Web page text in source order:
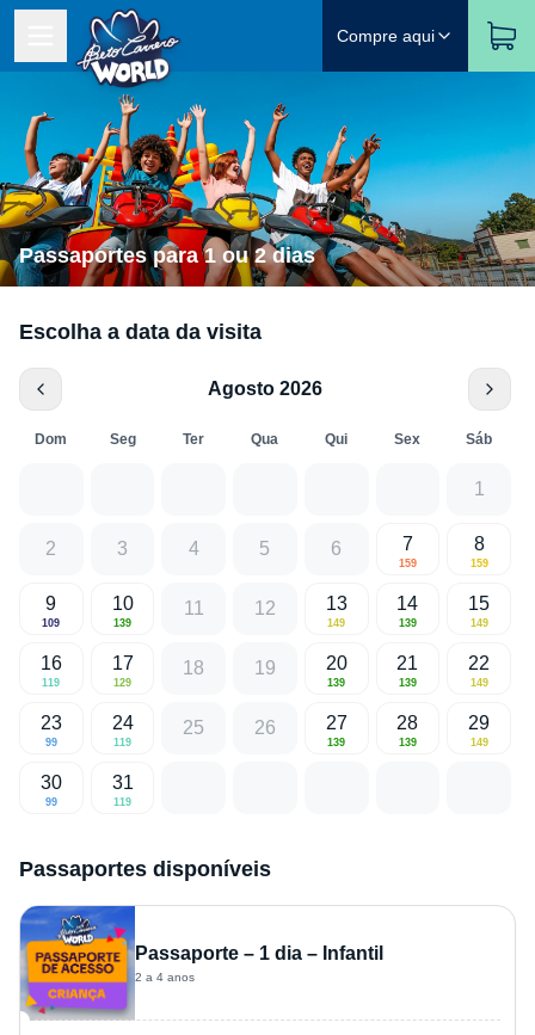
Compre aqui
Passaportes para 1 ou 2 dias
Escolha a data da visita
Agosto 2026
Dom Seg Ter Qua Qui Sex Sáb
1
2 3 4 5 6 7
159
8
159
9
109
10
139
11 12 13
149
14
139
15
149
16
119
17
129
18 19 20
139
21
139
22
149
23
99
24
119
25 26 27
139
28
139
29
149
30
99
31
119
Passaportes disponíveis
Passaporte – 1 dia – Infantil
2 a 4 anos